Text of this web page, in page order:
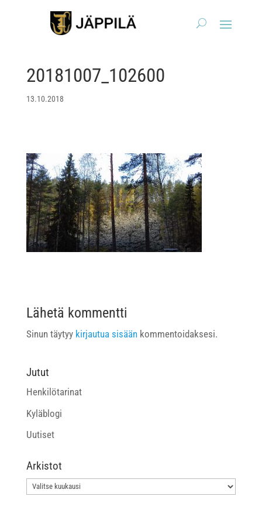
20181007_102600
13.10.2018
Lähetä kommentti
Sinun täytyy kirjautua sisäänkommentoidaksesi.
Jutut
Henkilötarinat
Kyläblogi
Uutiset
Arkistot
Arkistot